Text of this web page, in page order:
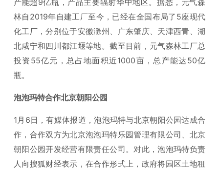
产能超9亿瓶，产品主要辐射华中地区。据悉，元气森
林自2019年自建工厂至今，已经在全国布局了5座现代
化工厂，分别位于安徽滁州、广东肇庆、天津西青、湖
北咸宁和四川都江堰等地。截至目前，元气森林工厂总
投资55亿元，总占地面积近1000亩，总产能达50亿
瓶。
泡泡玛特合作北京朝阳公园
1月6日，有媒体报道，泡泡玛特与北京朝阳公园达成合
作，合作双方为北京泡泡玛特乐园管理有限公司、北京
朝阳公园开发经营有限责任公司。对此，泡泡玛特负责
人向搜狐财经表示，在合作形式上，政府将园区土地租